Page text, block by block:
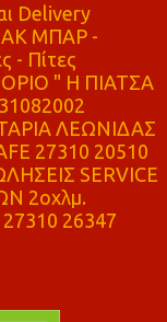
Delivery
ΜΠΑΡ -
- Πίτες
" Η ΠΙΑΤΣΑ
ΛΕΩΝΙΔΑΣ
27310 20510
SERVICE
2οχλμ.
26347